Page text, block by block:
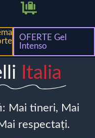
OFERTE Gel
Intenso
Italia
Mai tineri, Mai
respectați.